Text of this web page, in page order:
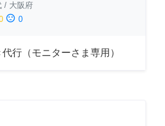
/ 大阪府
sentiment_dissatisfied 0
行（モニターさま専用）